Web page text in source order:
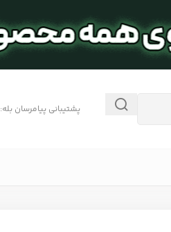
پشتیبانی پیامرسان بله: